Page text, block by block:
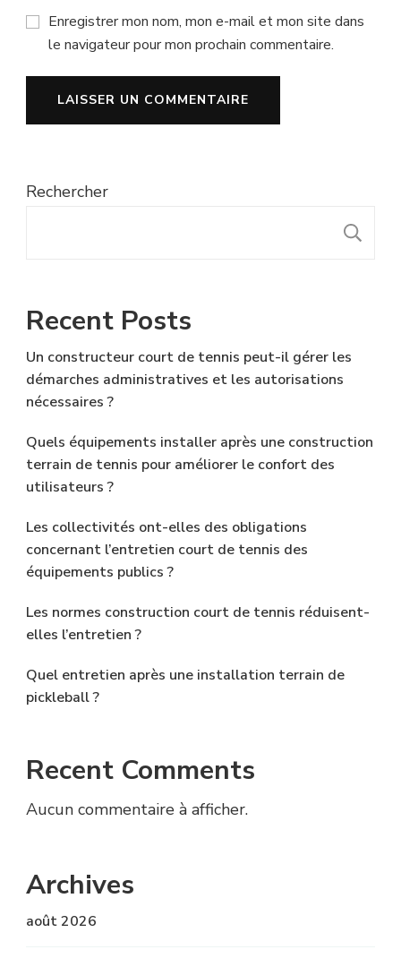
Enregistrer mon nom, mon e-mail et mon site dans
le navigateur pour mon prochain commentaire.
Rechercher
Recent Posts
Un constructeur court de tennis peut-il gérer les
démarches administratives et les autorisations
nécessaires ?
Quels équipements installer après une construction
terrain de tennis pour améliorer le confort des
utilisateurs ?
Les collectivités ont-elles des obligations
concernant l’entretien court de tennis des
équipements publics ?
Les normes construction court de tennis réduisent-
elles l’entretien ?
Quel entretien après une installation terrain de
pickleball ?
Recent Comments
Aucun commentaire à afficher.
Archives
août 2026